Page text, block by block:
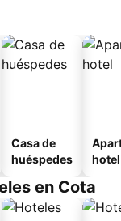
Casa de
huéspedes
hotel
en Cota